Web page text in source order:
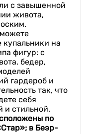
с завышенной
живота,
на
фигур: с
бедер,
гардероб и
так, что
себя
и стильной.
по
в Беэр-